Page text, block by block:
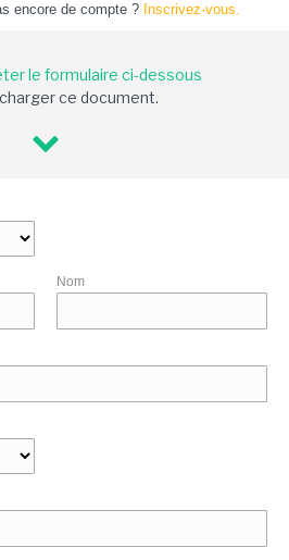
encore de compte ? Inscrivez-vous.
le formulaire ci-dessous
ce document.
Nom